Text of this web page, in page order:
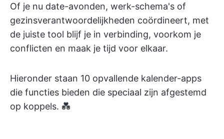
Of je nu date-avonden, werk-schema's of
gezinsverantwoordelijkheden coördineert, met
de juiste tool blijf je in verbinding, voorkom je
conflicten en maak je tijd voor elkaar.
Hieronder staan 10 opvallende kalender-apps
die functies bieden die speciaal zijn afgestemd
op koppels. 💑